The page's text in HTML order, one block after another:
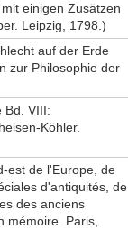
einigen Zusätzen
Leipzig, 1798.)
auf der Erde
zur Philosophie der
Bd. VIII:
Köhler.
est de l'Europe, de
d'antiquités, de
des anciens
mémoire. Paris,